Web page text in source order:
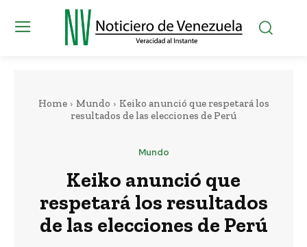
Home Mundo
Keiko anunció que respetará los
resultados de las elecciones de Perú
Mundo
Keiko anunció que
respetará los resultados
de las elecciones de Perú